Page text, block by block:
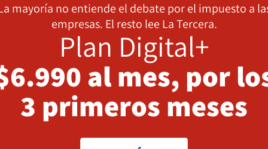
mayoría no entiende el debate por el impuesto a
empresas. El resto lee La Tercera.
Plan Digital+
al mes, por
3 primeros meses